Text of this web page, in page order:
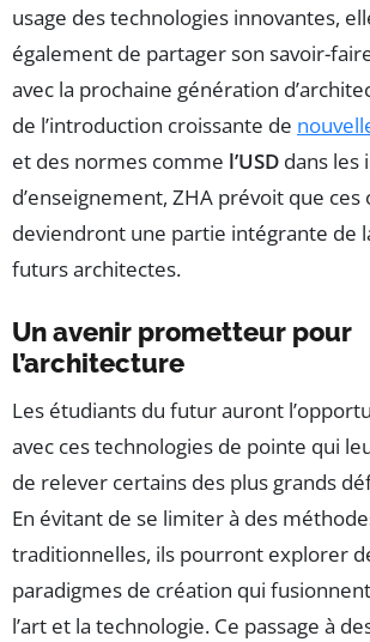
usage des technologies innovantes,
également de partager son savoir-
avec la prochaine génération
de l’introduction croissante de
et des normes comme l’USD dans les
d’enseignement, ZHA prévoit que ces
deviendront une partie intégrante de
futurs architectes.
Un avenir prometteur pour
l’architecture
Les étudiants du futur auront
avec ces technologies de pointe qui
de relever certains des plus grands
En évitant de se limiter à des
traditionnelles, ils pourront explorer
paradigmes de création qui
l’art et la technologie. Ce passage à